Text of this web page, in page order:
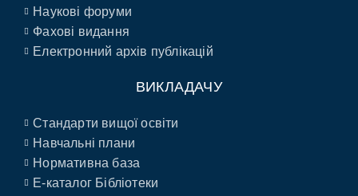
Наукові форуми
Фахові видання
Електронний архів публікацій
ВИКЛАДАЧУ
Стандарти вищої освіти
Навчальні плани
Нормативна база
E-каталог Бібліотеки